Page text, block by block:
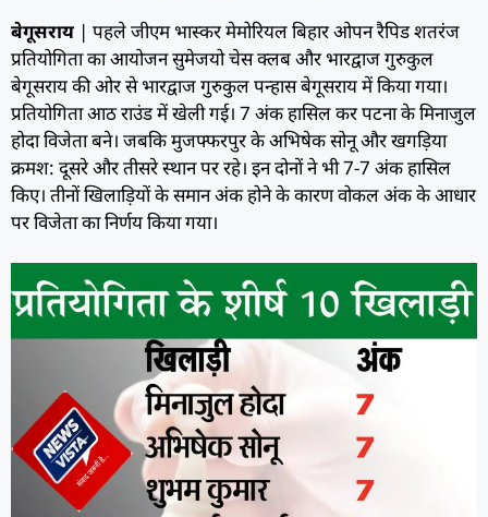
बेगूसराय | पहले जीएम भास्कर मेमोरियल बिहार ओपन रैपिड शतरंज
प्रतियोगिता का आयोजन सुमेजयो चेस क्लब और भारद्वाज गुरुकुल
बेगूसराय की ओर से भारद्वाज गुरुकुल पन्हास बेगूसराय में किया गया।
प्रतियोगिता आठ राउंड में खेली गई। 7 अंक हासिल कर पटना के मिनाजुल
होदा विजेता बने। जबकि मुजफ्फरपुर के अभिषेक सोनू और खगड़िया
क्रमश: दूसरे और तीसरे स्थान पर रहे। इन दोनों ने भी 7-7 अंक हासिल
किए। तीनों खिलाड़ियों के समान अंक होने के कारण वोकल अंक के आधार
पर विजेता का निर्णय किया गया।